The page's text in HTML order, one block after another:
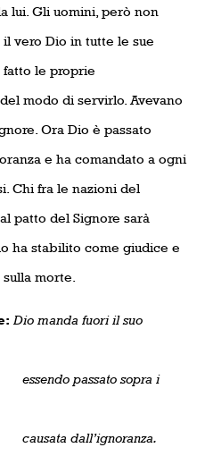
lui. Gli uomini, però non
vero Dio in tutte le sue
fatto le proprie
modo di servirlo. Avevano
Ora Dio è passato
e ha comandato a ogni
Chi fra le nazioni del
patto del Signore sarà
ha stabilito come giudice e
morte.
Dio manda fuori il suo
sopra i